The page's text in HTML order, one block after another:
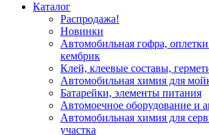
Каталог
Распродажа!
Новинки
Автомобильная гофра, оплетки
кембрик
Клей, клеевые составы,
Автомобильная химия для
Батарейки, элементы питания
Автомоечное оборудование и
Автомобильная химия для
участка